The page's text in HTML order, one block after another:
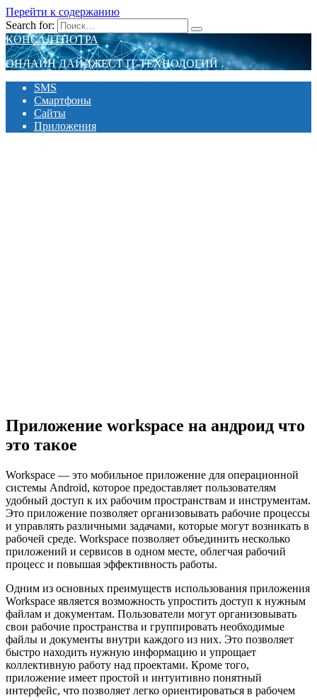
Перейти к содержанию
Search for:
КОНСАЛТПОТРА
ОНЛАЙН ДАЙДЖЕСТ IT-ТЕХНОЛОГИЙ
SMS
Смартфоны
Сайты
Приложения
Приложение workspace на андроид что
это такое
Workspace — это мобильное приложение для операционной
системы Android, которое предоставляет пользователям
удобный доступ к их рабочим пространствам и инструментам.
Это приложение позволяет организовывать рабочие процессы
и управлять различными задачами, которые могут возникать в
рабочей среде. Workspace позволяет объединить несколько
приложений и сервисов в одном месте, облегчая рабочий
процесс и повышая эффективность работы.
Одним из основных преимуществ использования приложения
Workspace является возможность упростить доступ к нужным
файлам и документам. Пользователи могут организовывать
свои рабочие пространства и группировать необходимые
файлы и документы внутри каждого из них. Это позволяет
быстро находить нужную информацию и упрощает
коллективную работу над проектами. Кроме того,
приложение имеет простой и интуитивно понятный
интерфейс, что позволяет легко ориентироваться в рабочем